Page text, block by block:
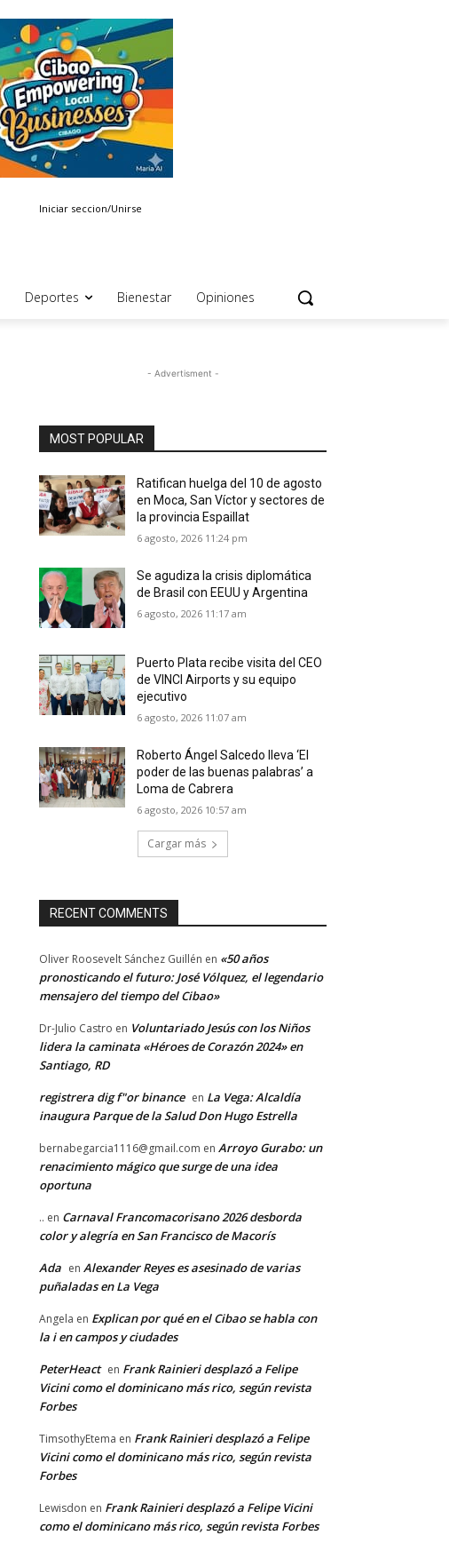
Iniciar seccion/Unirse
Deportes Bienestar Opiniones
- Advertisment -
MOST POPULAR
Ratifican huelga del 10 de agosto
en Moca, San Víctor y sectores de
la provincia Espaillat
6 agosto, 2026 11:24 pm
Se agudiza la crisis diplomática
de Brasil con EEUU y Argentina
6 agosto, 2026 11:17 am
Puerto Plata recibe visita del CEO
de VINCI Airports y su equipo
ejecutivo
6 agosto, 2026 11:07 am
Roberto Ángel Salcedo lleva ‘El
poder de las buenas palabras’ a
Loma de Cabrera
6 agosto, 2026 10:57 am
Cargar más
RECENT COMMENTS
Oliver Roosevelt Sánchez Guillén en «50 años
pronosticando el futuro: José Vólquez, el legendario
mensajero del tiempo del Cibao»
Dr-Julio Castro en Voluntariado Jesús con los Niños
lidera la caminata «Héroes de Corazón 2024» en
Santiago, RD
registrera dig f"or binance en La Vega: Alcaldía
inaugura Parque de la Salud Don Hugo Estrella
bernabegarcia1116@gmail.com en Arroyo Gurabo: un
renacimiento mágico que surge de una idea
oportuna
.. en Carnaval Francomacorisano 2026 desborda
color y alegría en San Francisco de Macorís
Ada en Alexander Reyes es asesinado de varias
puñaladas en La Vega
Angela en Explican por qué en el Cibao se habla con
la i en campos y ciudades
PeterHeact en Frank Rainieri desplazó a Felipe
Vicini como el dominicano más rico, según revista
Forbes
TimsothyEtema en Frank Rainieri desplazó a Felipe
Vicini como el dominicano más rico, según revista
Forbes
Lewisdon en Frank Rainieri desplazó a Felipe Vicini
como el dominicano más rico, según revista Forbes